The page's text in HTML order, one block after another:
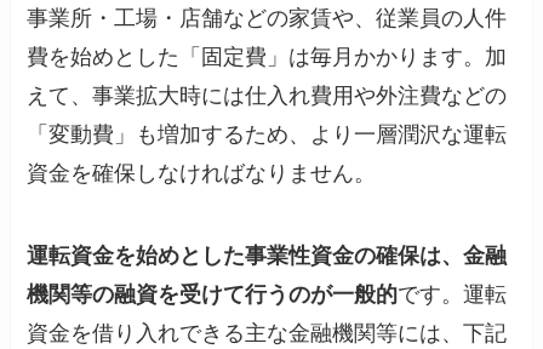
事業所・工場・店舗などの家賃や、従業員の人件
費を始めとした「固定費」は毎月かかります。加
えて、事業拡大時には仕入れ費用や外注費などの
「変動費」も増加するため、より一層潤沢な運転
資金を確保しなければなりません。
運転資金を始めとした事業性資金の確保は、金融
機関等の融資を受けて行うのが一般的です。運転
資金を借り入れできる主な金融機関等には、下記